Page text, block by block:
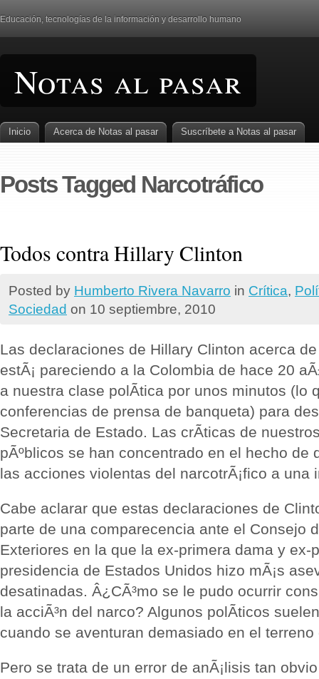
Educación, tecnologí­as de la información y desarrollo humano
Notas al pasar
Inicio Acerca de Notas al pasar Suscrí­bete a Notas al pasar
Posts Tagged Narcotráfico
Todos contra Hillary Clinton
Posted by Humberto Rivera Navarro in Crí­tica,
Sociedad on 10 septiembre, 2010
Las declaraciones de Hillary Clinton acerca
estÃ¡ pareciendo a la Colombia de hace 20
a nuestra clase polÃ­tica por unos minutos (lo
conferencias de prensa de banqueta) para
Secretaria de Estado. Las crÃ­ticas de
pÃºblicos se han concentrado en el hecho de
las acciones violentas del narcotrÃ¡fico a una
Cabe aclarar que estas declaraciones de
parte de una comparecencia ante el Consejo
Exteriores en la que la ex-primera dama y ex-
presidencia de Estados Unidos hizo mÃ¡s
desatinadas. Â¿CÃ³mo se le pudo ocurrir
la acciÃ³n del narco? Algunos polÃ­ticos
cuando se aventuran demasiado en el terreno
Pero se trata de un error de anÃ¡lisis tan